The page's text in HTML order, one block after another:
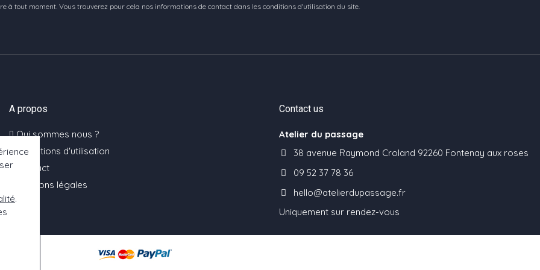
à tout moment. Vous trouverez pour cela nos informations de contact dans les conditions d'utilisation du site.
A propos
Qui sommes nous ?
Conditions d'utilisation
Contact
Mentions légales
Contact us
Atelier du passage
38 avenue Raymond Croland 92260 Fontenay aux roses
09 52 37 78 36
hello@atelierdupassage.fr
Uniquement sur rendez-vous
.